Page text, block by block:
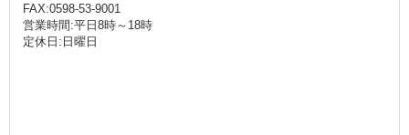
FAX:0598-53-9001
営業時間:平日8時～18時
定休日:日曜日